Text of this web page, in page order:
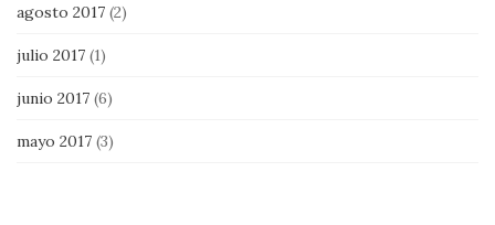
agosto 2017 (2)
julio 2017 (1)
junio 2017 (6)
mayo 2017 (3)